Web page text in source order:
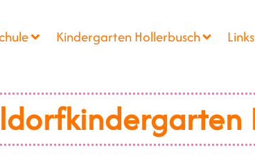
Kindergarten Hollerbusch